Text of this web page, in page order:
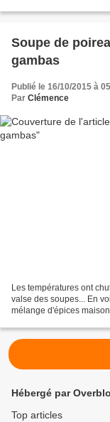
Soupe de
gambas
Publié le 16/10/2015 à
Par Clémence
Les températures ont
valse des soupes... En
mélange d'épices
Hébergé par
Top articles